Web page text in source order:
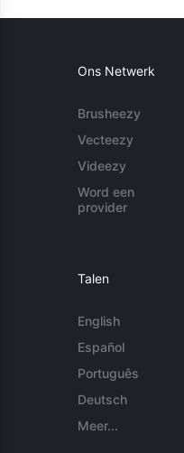
Ons Netwerk
Brusheezy
Vecteezy
Videezy
Word een
provider
Talen
English
Español
Português
Deutsch
Meer...